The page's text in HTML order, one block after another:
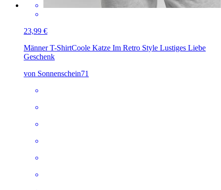
23,99 €
Männer T-ShirtCoole Katze Im Retro Style Lustiges Liebe
Geschenk
von Sonnenschein71